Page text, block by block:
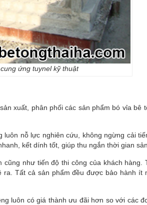
ứng tuynel kỹ thuật
xuất, phân phối các sản phẩm bó vỉa bê
nỗ lực nghiên cứu, không ngừng cải
kết dính tốt, giúp thu ngắn thời gian
như tiến độ thi công của khách hàng.
Tất cả sản phẩm đều được bảo hành ít
luôn có giá thành ưu đãi hơn so với các